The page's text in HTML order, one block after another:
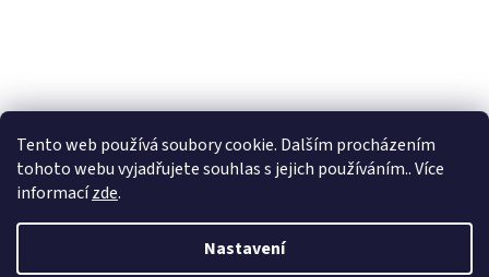
Tento web používá soubory cookie. Dalším procházením
tohoto webu vyjadřujete souhlas s jejich používáním.. Více
informacízde.
Nastavení
www.fleg.cz
Vytvořil Shoptet